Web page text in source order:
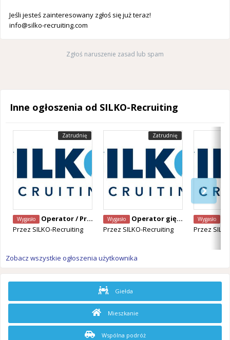
Jeśli jesteś zainteresowany zgłoś się już teraz!
info@silko-recruiting.com
Zgłoś naruszenie zasad lub spam
Inne ogłoszenia od SILKO-Recruiting
Zatrudnię
Wygasło
Operator / Programista CNC Mazak – Alken, Belgia
Przez SILKO-Recruiting
Zatrudnię
Wygasło
Operator giętarki CNC – Staden, Belgia
Przez SILKO-Recruiting
Wygasło
Przez
Zobacz wszystkie ogłoszenia użytkownika
Giełda
Mieszkanie
Wspólna podróż